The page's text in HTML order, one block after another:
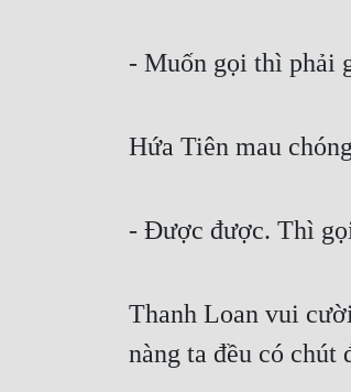
- Muốn gọi thì phải
Hứa Tiên mau
- Được được. Thì
Thanh Loan vui
nàng ta đều có chút